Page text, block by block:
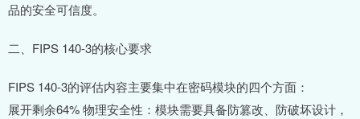
品的安全可信度。
二、FIPS 140-3的核心要求
FIPS 140-3的评估内容主要集中在密码模块的四个方面：
展开剩余64% 物理安全性：模块需要具备防篡改、防破坏设计，